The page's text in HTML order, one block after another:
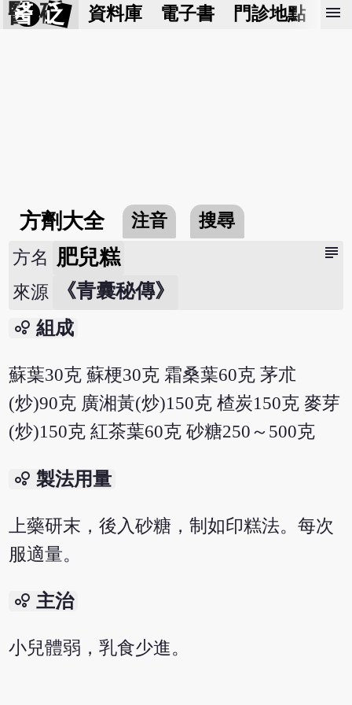
醫 砭 資料庫 電子書 門診地點 預
menu
方劑大全 注音 搜尋
subject
方名 肥兒糕
來源 《青囊秘傳》
bubble_chart 組成
蘇葉30克 蘇梗30克 霜桑葉60克 茅朮
(炒)90克 廣湘黃(炒)150克 楂炭150克 麥芽
(炒)150克 紅茶葉60克 砂糖250～500克
bubble_chart 製法用量
上藥研末，後入砂糖，制如印糕法。每次
服適量。
bubble_chart 主治
小兒體弱，乳食少進。